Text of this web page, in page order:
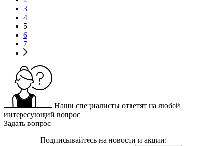
3
4
5
6
7
Наши специалисты ответят на любой
интересующий вопрос
Задать вопрос
Подписывайтесь на новости и акции: